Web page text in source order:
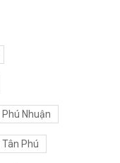
Nhuận
Phú